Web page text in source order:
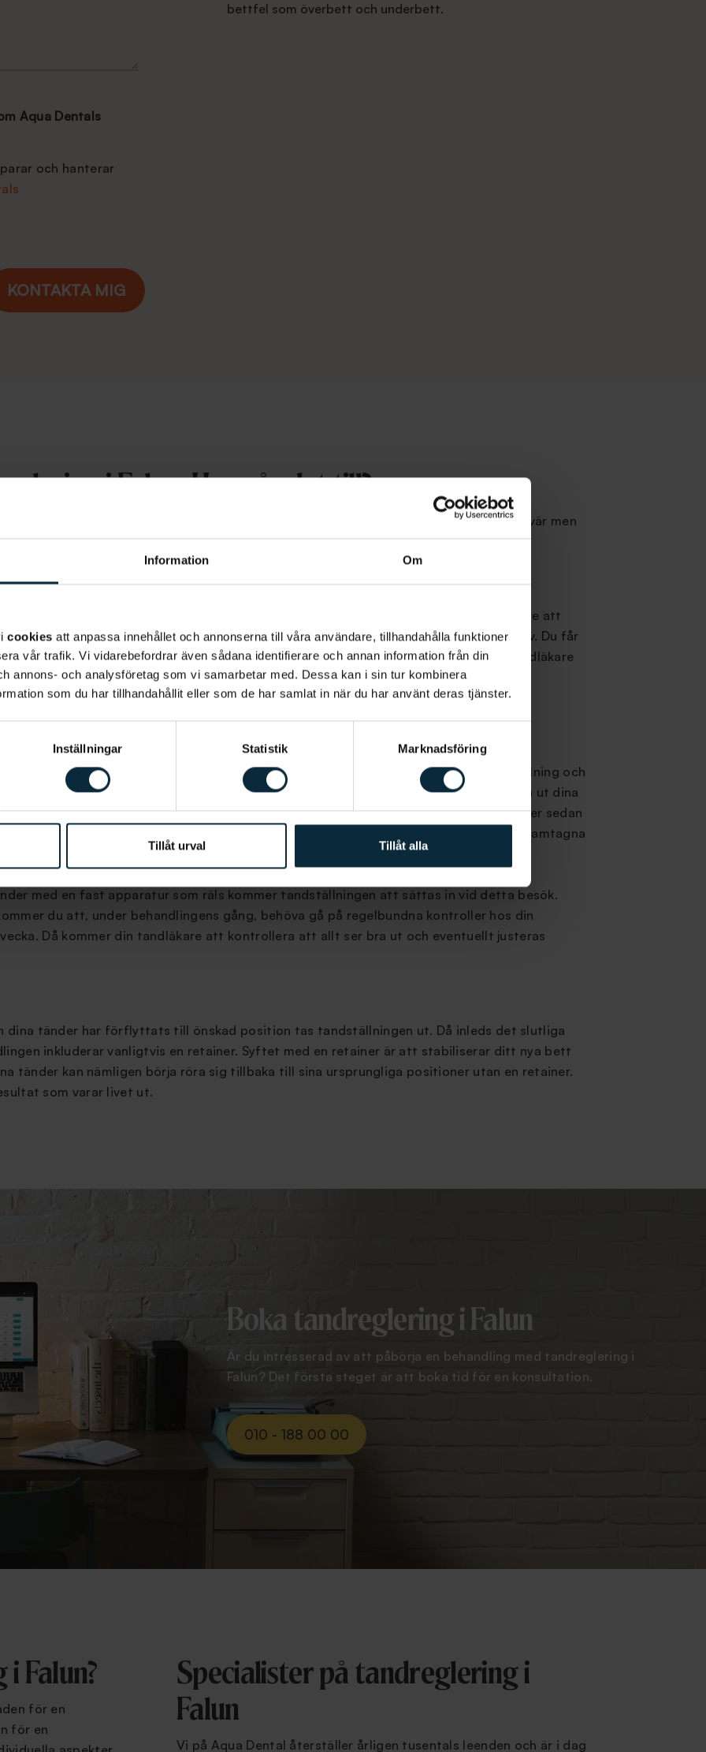
Information Om
cookies att anpassa innehållet och annonserna till våra användare, tillhandahålla funktioner
vår trafik. Vi vidarebefordrar även sådana identifierare och annan information från din
annons- och analysföretag som vi samarbetar med. Dessa kan i sin tur kombinera
som du har tillhandahållit eller som de har samlat in när du har använt deras tjänster.
Inställningar Statistik Marknadsföring
Tillåt urval Tillåt alla
Aqua Dentals
och hanterar
bettfel som överbett och underbett.
i Falun: Hur går det till?
i Falun av flera skäl, exempelvis om du har bettfel som orsakar funktionella besvär men
och hållbart resultat och är på så sätt en investering i din munhälsa.
tandreglering i Falun är att boka tid för en konsultation. Då kommer din tandläkare att
ditt vårdbehov, dina önskemål och vilken typ av tandställning du är intresserad av. Du får
om behandlingen. Utifrån ditt vårdbehov och dina önskemål kommer sedan din tandläkare
Därefter kommer en behandlingsplan att fastställas och du kommer även att få en
tandregleringsbehandling i Falun, är att besöka kliniken igen för att få din tandställning och
som inkluderar avtagbara skenor som Invisalign får du vid besöket prova ut dina
instruktioner av din tandläkare kring hur du ska använda skenorna. Dina skenor kommer sedan
jämna mellanrum. Det som avgör hur ofta de behöver bytas ut är din individuellt framtagna
med en fast apparatur som räls kommer tandställningen att sättas in vid detta besök.
du att, under behandlingens gång, behöva gå på regelbundna kontroller hos din
Då kommer din tandläkare att kontrollera att allt ser bra ut och eventuellt justeras
dina tänder har förflyttats till önskad position tas tandställningen ut. Då inleds det slutliga
inkluderar vanligtvis en retainer. Syftet med en retainer är att stabiliserar ditt nya bett
tänder kan nämligen börja röra sig tillbaka till sina ursprungliga positioner utan en retainer.
som varar livet ut.
Boka tandreglering i Falun
Är du intresserad av att påbörja en behandling med tandreglering i
Falun? Det första steget är att boka tid för en konsultation.
010 - 188 00 00
Falun?
för en
för en
Specialister på tandreglering i
Falun
Vi på Aqua Dental återställer årligen tusentals leenden och är i dag